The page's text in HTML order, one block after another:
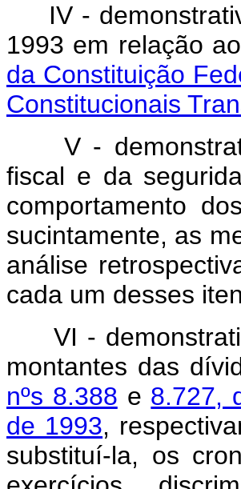
IV -
1993 em relação
da Constituição
Constitucionais
V -
fiscal e da
comportamento
sucintamente, as
análise
cada um desses
VI -
montantes das
nºs 8.388 e 8.727,
de 1993,
substituí-la, os